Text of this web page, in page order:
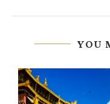
YOU